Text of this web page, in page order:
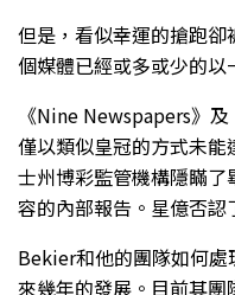
但是，看似幸運的搶跑
個媒體已經或多或少的以
《Nine Newspapers》
僅以類似皇冠的方式未
士州博彩監管機構隱瞞
容的內部報告。星億否認
Bekier和他的團隊如何
來幾年的發展。目前其